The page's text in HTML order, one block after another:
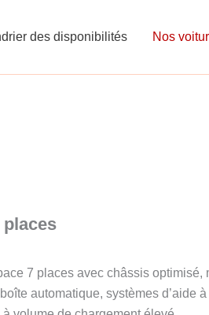
des disponibilités Nos
places
7 places avec châssis optimisé,
automatique, systèmes d’aide